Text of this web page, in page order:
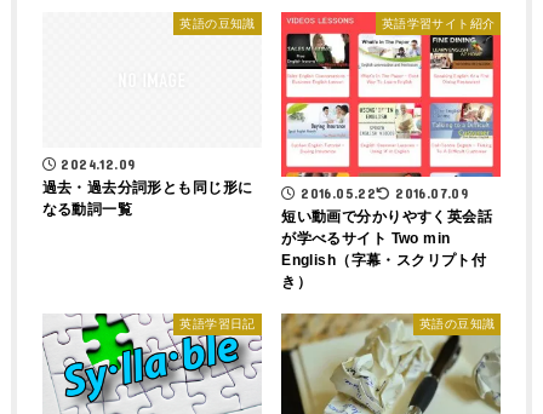
英語の豆知識
2024.12.09
過去・過去分詞形とも同じ形に
なる動詞一覧
英語学習サイト紹介
2016.05.22 2016.07.09
短い動画で分かりやすく英会話
が学べるサイト Two min
English（字幕・スクリプト付
き）
英語学習日記 英語の豆知識